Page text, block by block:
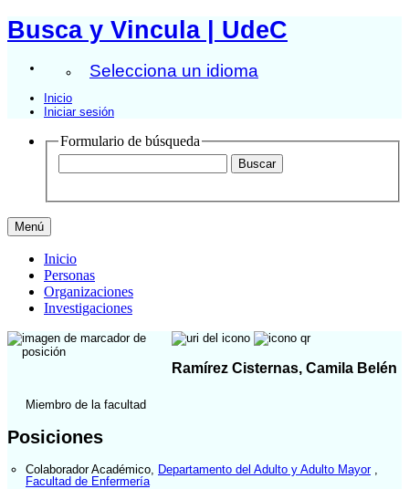
Busca y Vincula | UdeC
Selecciona un idioma
Inicio
Iniciar sesión
Formulario de búsqueda
Menú
Inicio
Personas
Organizaciones
Investigaciones
Ramírez Cisternas, Camila Belén
Miembro de la facultad
Posiciones
Colaborador Académico Departamento del Adulto y Adulto Mayor
Facultad de Enfermería